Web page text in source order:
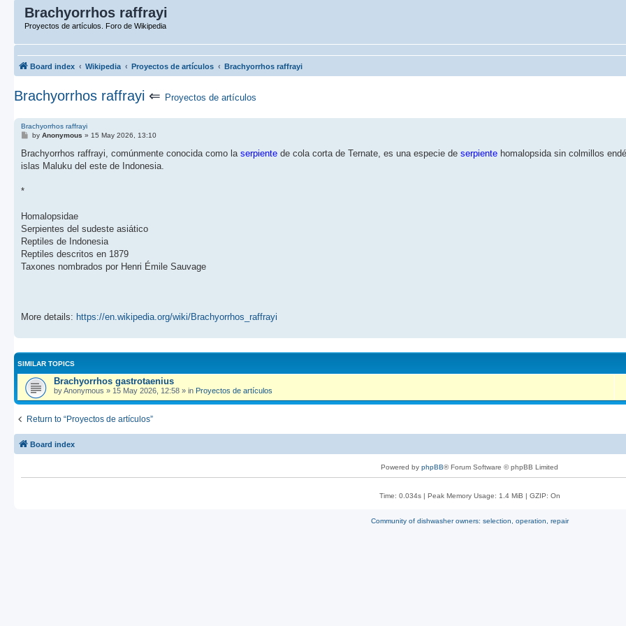
Brachyorrhos raffrayi
Proyectos de artículos. Foro de Wikipedia
Board index Wikipedia Proyectos de artículos Brachyorrhos raffrayi
Brachyorrhos raffrayi ⇐ Proyectos de artículos
Brachyorrhos raffrayi
P
s
by Anonymous » 15 May 2026, 13:10
Brachyorrhos raffrayi, comúnmente conocida como la serpiente de cola corta de Ternate, es una especie de serpiente homalopsida sin colmillos
islas Maluku del este de Indonesia.
*
Homalopsidae
Serpientes del sudeste asiático
Reptiles de Indonesia
Reptiles descritos en 1879
Taxones nombrados por Henri Émile Sauvage
More details: https://en.wikipedia.org/wiki/Brachyorrhos_raffrayi
SIMILAR TOPICS
Brachyorrhos gastrotaenius
byAnonymous » 15 May 2026, 12:58 » in Proyectos de artículos
Return to “Proyectos de artículos”
Board index
Powered by phpBB® Forum Software © phpBB Limited
Time: 0.034s| Peak Memory Usage: 1.4 MiB | GZIP: On
Community of dishwasher owners: selection, operation, repair